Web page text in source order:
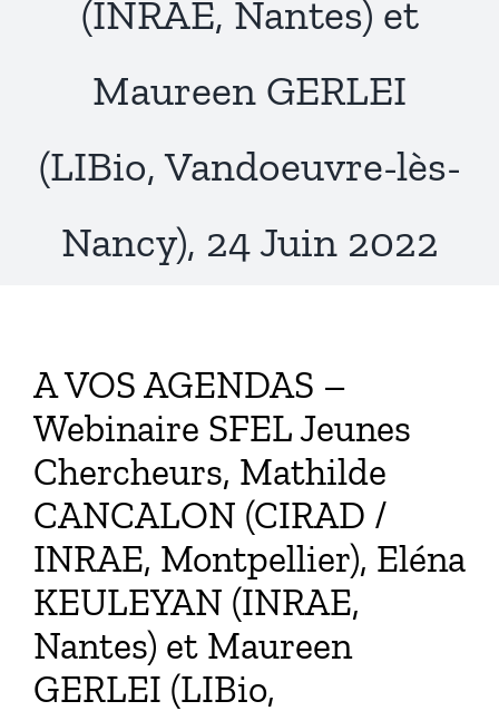
(INRAE, Nantes) et
Maureen GERLEI
(LIBio, Vandoeuvre-lès-
Nancy), 24 Juin 2022
A VOS AGENDAS –
Webinaire SFEL Jeunes
Chercheurs, Mathilde
CANCALON (CIRAD /
INRAE, Montpellier), Eléna
KEULEYAN (INRAE,
Nantes) et Maureen
GERLEI (LIBio,